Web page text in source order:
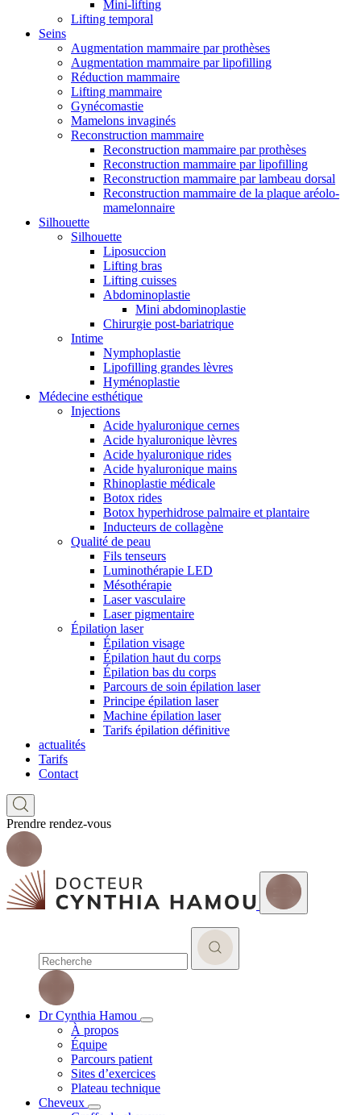
Mini-lifting
Lifting temporal
Seins
Augmentation mammaire par prothèses
Augmentation mammaire par lipofilling
Réduction mammaire
Lifting mammaire
Gynécomastie
Mamelons invaginés
Reconstruction mammaire
Reconstruction mammaire par prothèses
Reconstruction mammaire par lipofilling
Reconstruction mammaire par lambeau dorsal
Reconstruction mammaire de la plaque aréolo-
mamelonnaire
Silhouette
Silhouette
Liposuccion
Lifting bras
Lifting cuisses
Abdominoplastie
Mini abdominoplastie
Chirurgie post-bariatrique
Intime
Nymphoplastie
Lipofilling grandes lèvres
Hyménoplastie
Médecine esthétique
Injections
Acide hyaluronique cernes
Acide hyaluronique lèvres
Acide hyaluronique rides
Acide hyaluronique mains
Rhinoplastie médicale
Botox rides
Botox hyperhidrose palmaire et plantaire
Inducteurs de collagène
Qualité de peau
Fils tenseurs
Luminothérapie LED
Mésothérapie
Laser vasculaire
Laser pigmentaire
Épilation laser
Épilation visage
Épilation haut du corps
Épilation bas du corps
Parcours de soin épilation laser
Principe épilation laser
Machine épilation laser
Tarifs épilation définitive
actualités
Tarifs
Contact
Prendre rendez-vous
Dr Cynthia Hamou
À propos
Équipe
Parcours patient
Sites d’exercices
Plateau technique
Cheveux